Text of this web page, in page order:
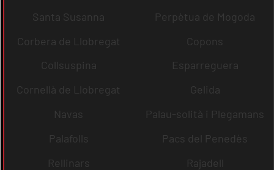
Santa Susanna
Perpètua de Mogoda
Corbera de Llobregat
Copons
Collsuspina
Esparreguera
Cornellà de Llobregat
Gelida
Navas
Palau-solità i Plegamans
Palafolls
Pacs del Penedès
Rellinars
Rajadell